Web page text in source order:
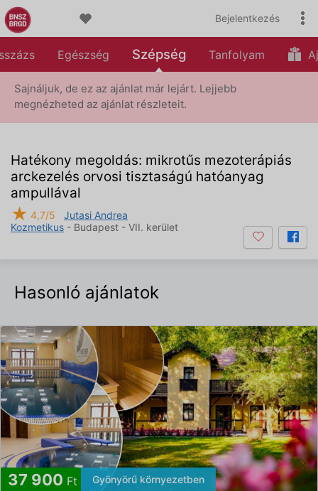
Bejelentkezés
Egészség Szépség Tanfolyam
Sajnáljuk, de ez az ajánlat már lejárt. Lejjebb
megnézheted az ajánlat részleteit.
Hatékony megoldás: mikrotűs mezoterápiás
arckezelés orvosi tisztaságú hatóanyag
ampullával
★ 4,7/5
Jutasi Andrea
Kozmetikus - Budapest - VII. kerület
Hasonló ajánlatok
37 900 Ft Gyönyörű környezetben